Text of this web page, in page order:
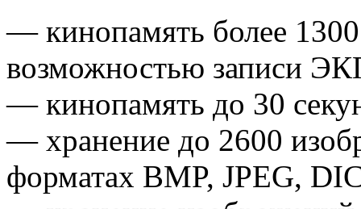
— кинопамять более
возможностью записи
— кинопамять до 30
— хранение до 2600
форматах BMP, JPEG,